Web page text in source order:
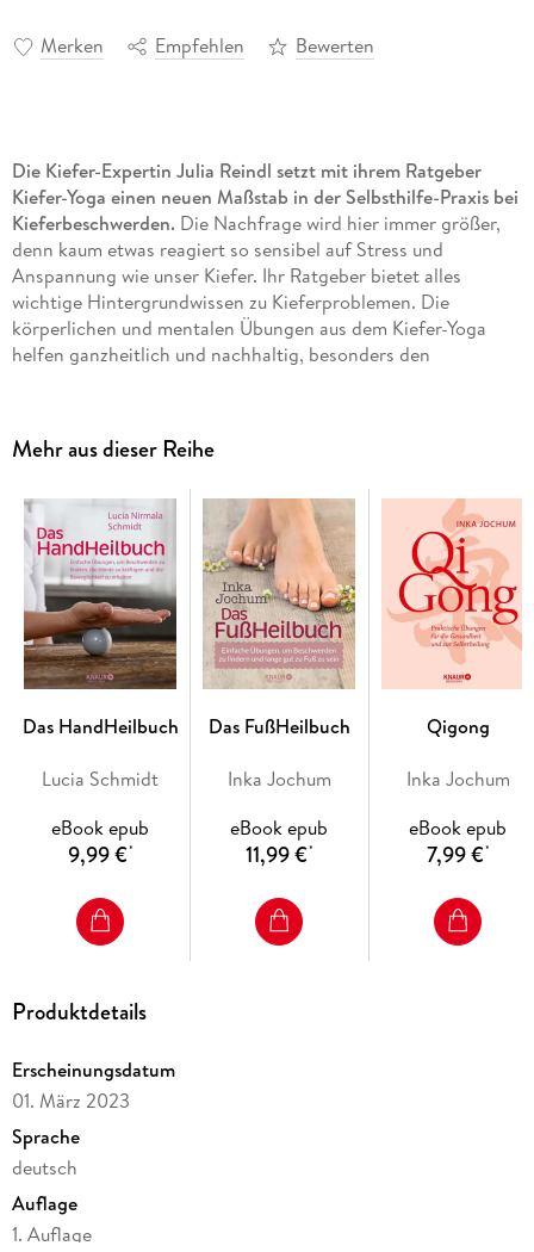
Merken Empfehlen Bewerten
Die Kiefer-Expertin Julia Reindl setzt mit ihrem Ratgeber
Kiefer-Yoga einen neuen Maßstab in der Selbsthilfe-Praxis bei
Kieferbeschwerden. Die Nachfrage wird hier immer größer,
denn kaum etwas reagiert so sensibel auf Stress und
Anspannung wie unser Kiefer. Ihr Ratgeber bietet alles
wichtige Hintergrundwissen zu Kieferproblemen. Die
körperlichen und mentalen Übungen aus dem Kiefer-Yoga
helfen ganzheitlich und nachhaltig, besonders den
Für alle Kieferverspannten, Knirschenden und
Maskengeschädigten kommt mit
Kiefer-Yogaeine wirklich nachhaltige Lösung.
Der Unterkiefer
ist der Körperteil, der mit am meisten angespannt wird. Wenn
man sich klarmacht, dass der Kaumuskel der stärkste Muskel
im Körper ist, wird das Potenzial für Verkrampfung deutlich.
Die erfahrene Kieferspezialistin Julia Reindl gibt zahlreiche
einfache Übungen an die Hand, wie wir auf ganzheitliche
Weise durch Übungen für Kiefer und Zunge, aber auch durch
Achtsamkeit und mentale Einstellung zu einem ganzheitlich
durch unser Leben, sondern befreien wir durch einen
entspannten Kiefer unser inneres Lächeln und damit unsere
Mehr aus dieser Reihe
Das HandHeilbuch
Lucia Schmidt
eBook epub
9,99 €*
Das FußHeilbuch
Inka Jochum
eBook epub
11,99 €*
Qigong
Inka Jochum
eBook epub
7,99 €*
Produktdetails
Erscheinungsdatum
01. März 2023
Sprache
deutsch
Auflage
1. Auflage